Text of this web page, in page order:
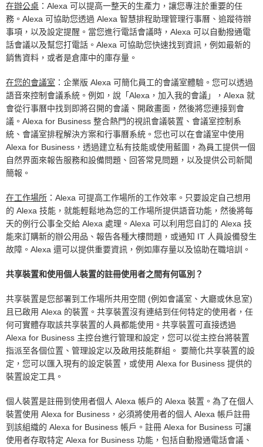
在辦公桌 ：Alexa 可以提高一整天的生產力，讓您專注於重要的任
務。Alexa 可協助您透過 Alexa 智慧排程助理管理行事曆、追蹤待辦
事項，以及設定提醒。當您進行電話會議時，Alexa 可以自動撥通電
話會議以及幫您打電話。Alexa 可協助您快速找到資訊，例如最新的
銷售資料，或者是倉庫中的庫存量。
在您的會議室 ：企業版 Alexa 可簡化員工的會議室體驗。您可以透過
語音來控制會議系統。例如，說「Alexa，加入我的會議」，Alexa 就
會從行事曆中找到即將召開的會議、開啟畫面，然後將您連接到會
議。Alexa for Business 整合熱門的視訊會議裝置、會議室控制系
統、會議室排程解決方案和行事曆系統。您也可以在會議室中使用
Alexa for Business，透過建立私有技能或使用藍圖，為員工提供一個
自然界面來報告服務和設備問題、回答常見問題，以及提供公司新聞
簡報。
在工作場所 ：Alexa 可提高工作場所的工作效率。只要設定自己想用
的 Alexa 技能，就能輕鬆地為您的工作場所提供語音功能，然後將每
天的例行公事全交給 Alexa 處理。Alexa 可以利用您自訂的 Alexa 技
能來訂購新的辦公用品、報告各種大樓問題，或通知 IT 人員設備發生
故障。Alexa 還可以提供重要資訊，例如庫存量以及協助在職培訓。
共享裝置和使用個人裝置的註冊使用者之間有何區別？
共享裝置是您部署到工作場所共用空間 (例如會議室、大廳或休息室)
且已啟用 Alexa 的裝置。共享裝置沒有連結到任何特定的使用者，任
何可實體存取該共享裝置的人員都能使用。共享裝置可直接透過
Alexa for Business 主控台進行管理和設定，您可以從主控台將裝置
指派至各個位置、管理設定以及啟用技能群組。 要簡化共享裝置的設
定，您可以匯入現有的設定裝置，或使用 Alexa for Business 提供的
裝置設定工具。
個人裝置是註冊到使用者個人 Alexa 帳戶的 Alexa 裝置。為了在個人
裝置使用 Alexa for Business，必須將使用者的個人 Alexa 帳戶註冊
到該組織的 Alexa for Business 帳戶。註冊 Alexa for Business 可讓
使用者存取特定 Alexa for Business 功能，包括自動撥通電話會議、